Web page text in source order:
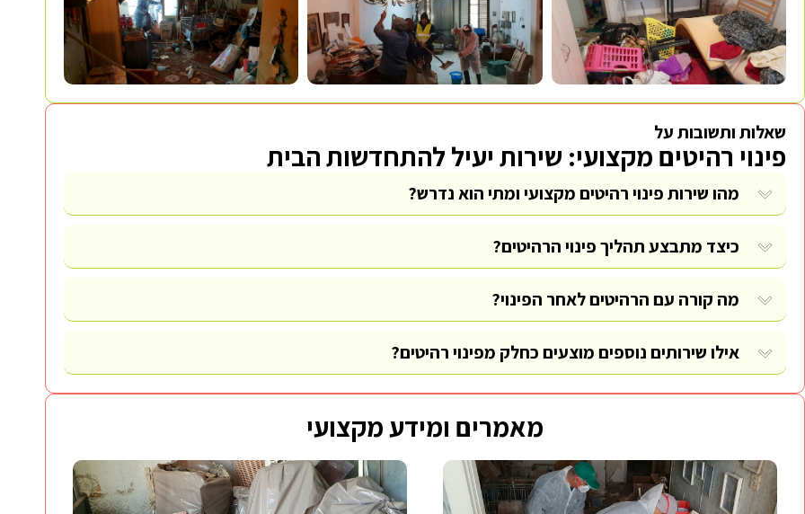
שאלות ותשובות על
פינוי רהיטים מקצועי: שירות יעיל להתחדשות הבית
מהו שירות פינוי רהיטים מקצועי ומתי הוא נדרש?
כיצד מתבצע תהליך פינוי הרהיטים?
מה קורה עם הרהיטים לאחר הפינוי?
אילו שירותים נוספים מוצעים כחלק מפינוי רהיטים?
מאמרים ומידע מקצועי